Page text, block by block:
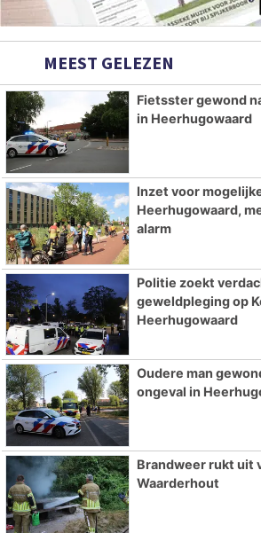
MEEST GELEZEN
Fietsster gewond
in Heerhugowaard
Inzet voor
Heerhugowaard,
alarm
Politie zoekt
geweldpleging op
Heerhugowaard
Oudere man
ongeval in
Brandweer rukt uit
Waarderhout